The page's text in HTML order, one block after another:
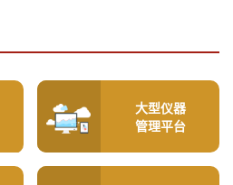
大型仪器
管理平台